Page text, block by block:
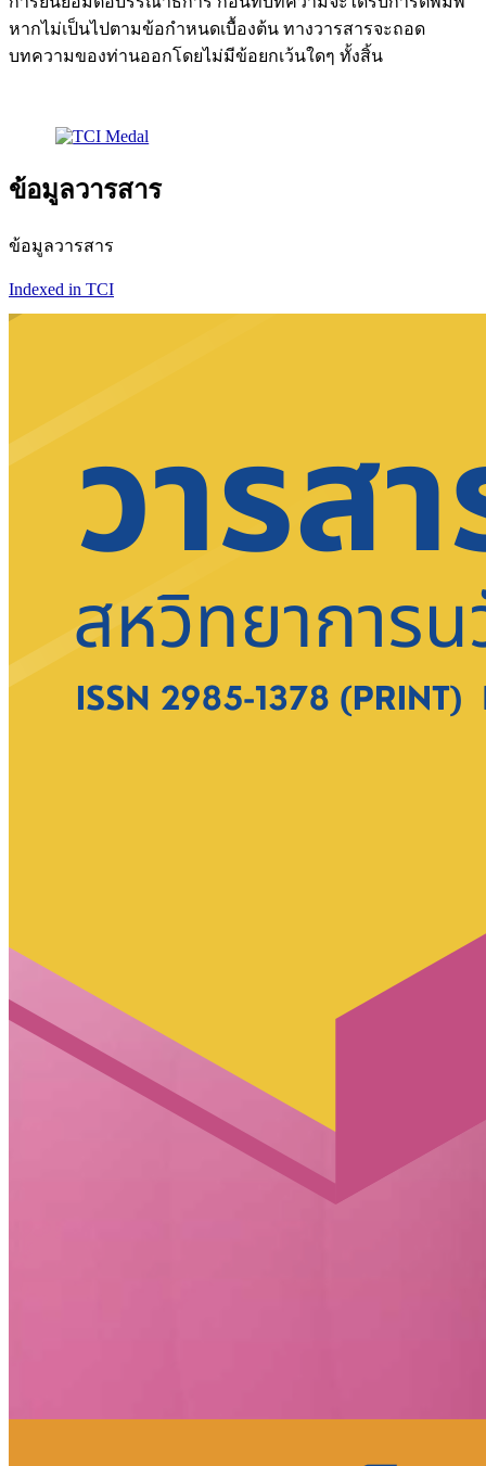
หากไม่เป็นไปตามข้อกำหนดเบื้องต้น ทางวารสารจะถอด
บทความของท่านออกโดยไม่มีข้อยกเว้นใดๆ ทั้งสิ้น
ข้อมูลวารสาร
ข้อมูลวารสาร
Indexed in TCI